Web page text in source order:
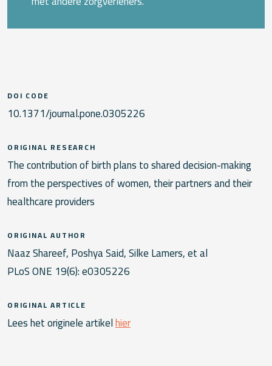
DOI CODE
10.1371/journal.pone.0305226
ORIGINAL RESEARCH
The contribution of birth plans to shared decision-making
from the perspectives of women, their partners and their
healthcare providers
ORIGINAL AUTHOR
Naaz Shareef, Poshya Said, Silke Lamers, et al
PLoS ONE 19(6): e0305226
ORIGINAL ARTICLE
Lees het originele artikelhier